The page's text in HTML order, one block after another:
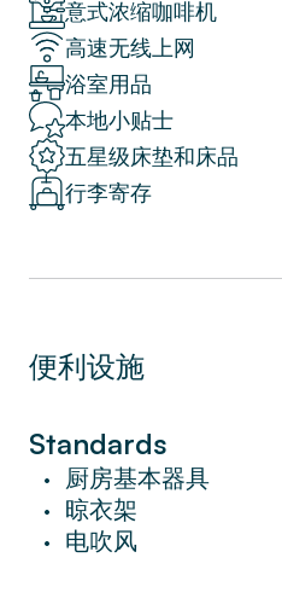
在步行距離內，您會發
米羅公園。 您一定會喜
Villarroel 劇院和
高級設施包括免費無線
洗浴用品、酒店床和床
以在其中訂購個性化服
在 Sweett，我們致力於
這間可愛的三臥室
足。 舒適的家具和美
方營造了一種溫馨和放
您會喜歡在自己的廚房
意式浓缩咖啡机
高速无线上网
浴室用品
本地小贴士
五星级床垫和床品
行李寄存
便利设施
Standards
• 厨房基本器具
• 晾衣架
• 电吹风